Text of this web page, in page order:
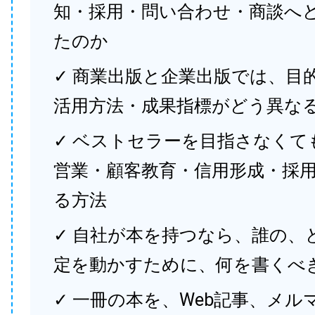
知・採用・問い合わせ・商談へ
たのか
✓ 商業出版と企業出版では、目
活用方法・成果指標がどう異な
✓ ベストセラーを目指さなくて
営業・顧客教育・信用形成・採
る方法
✓ 自社が本を持つなら、誰の、
定を動かすために、何を書くべ
✓ 一冊の本を、Web記事、メル